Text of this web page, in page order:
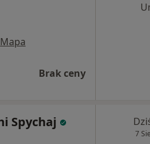
Mapa
Brak ceny
Spychaj
7 Sie